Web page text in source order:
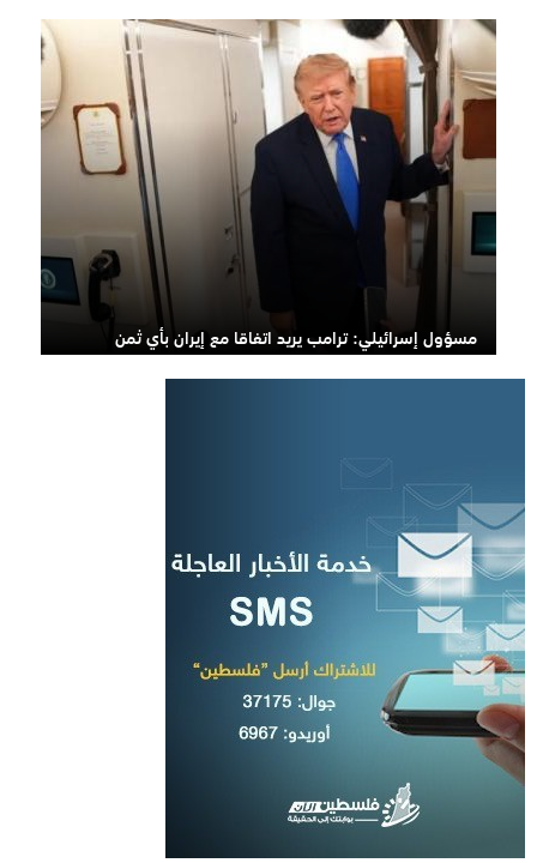
مسؤول إسرائيلي: ترامب يريد اتفاقا مع إيران بأي ثمن